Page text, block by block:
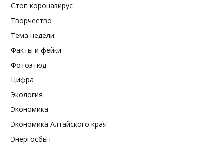
Стоп коронавирус
Творчество
Тема недели
Факты и фейки
Фотоэтюд
Цифра
Экология
Экономика
Экономика Алтайского края
Энергосбыт